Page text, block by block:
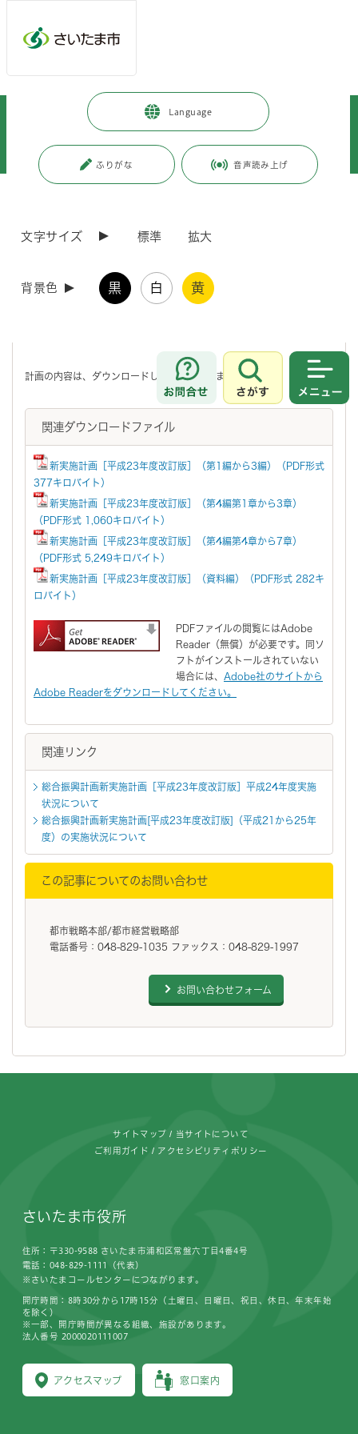
Language
ふりがな 音声読み上げ
文字サイズ 標準 拡大
背景色 黒 白 黄
お問合せ
さがす
市政情報 政策・財政 >
>
既に計画期間が満了している計画
総合振興計画新実施計画［平成23年度改訂版］
総合振興計画新実施計画［平成23年度改訂版］
総合振興計画・新実施計画について、本市を取り巻く状況の変化に対応
するため、策定当初からの予定どおり、計画期間（平成21(2009)年度
から平成25(2013)年度までの5年間）の中間年にあたる平成23(2011)
計画の内容は、ダウンロードしてご覧になれます。
関連ダウンロードファイル
新実施計画［平成23年度改訂版］（第1編から3編）（PDF形式
377キロバイト）
新実施計画［平成23年度改訂版］（第4編第1章から3章）
（PDF形式 1,060キロバイト）
新実施計画［平成23年度改訂版］（第4編第4章から7章）
（PDF形式 5,249キロバイト）
新実施計画［平成23年度改訂版］（資料編）（PDF形式 282キ
ロバイト）
PDFファイルの閲覧にはAdobe
Reader（無償）が必要です。同ソ
フトがインストールされていない
場合には、 Adobe社のサイトから
Adobe Readerをダウンロードしてください。
関連リンク
総合振興計画新実施計画［平成23年度改訂版］平成24年度実施
状況について
総合振興計画新実施計画[平成23年度改訂版]（平成21から25年
度）の実施状況について
この記事についてのお問い合わせ
都市戦略本部/都市経営戦略部
電話番号：048-829-1035 ファックス：048-829-1997
お問い合わせフォーム
サイトマップ 当サイトについて
ご利用ガイド アクセシビリティポリシー
さいたま市役所
住所：〒330-9588 さいたま市浦和区常盤六丁目4番4号
電話：048-829-1111（代表）
※さいたまコールセンターにつながります。
アクセスマップ 窓口案内
開庁時間：8時30分から17時15分（土曜日、日曜日、祝日、休日、年末年始
を除く）
※一部、開庁時間が異なる組織、施設があります。
法人番号 2000020111007